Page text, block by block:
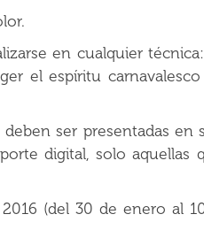
en cualquier
el espíritu
deben ser presentadas
digital, solo aquellas
(del 30 de enero al